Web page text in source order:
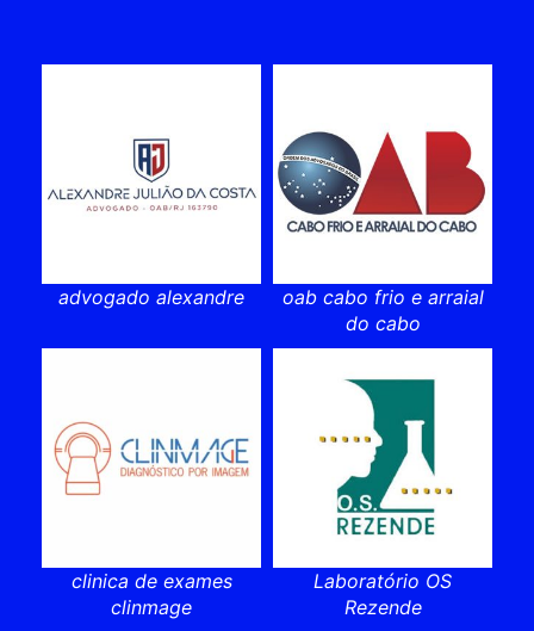
advogado alexandre
oab cabo frio e arraial
do cabo
clinica de exames
clinmage
Laboratório OS
Rezende